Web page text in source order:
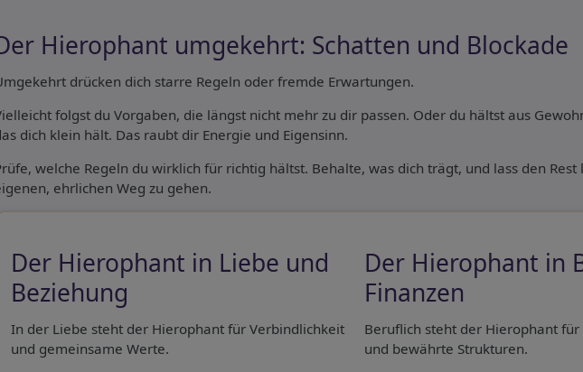
Hierophant umgekehrt: Schatten und Blockade
drücken dich starre Regeln oder fremde Erwartungen.
folgst du Vorgaben, die längst nicht mehr zu dir passen. Oder du hältst aus
dich klein hält. Das raubt dir Energie und Eigensinn.
welche Regeln du wirklich für richtig hältst. Behalte, was dich trägt, und lass den Rest
ehrlichen Weg zu gehen.
Der Hierophant in Liebe und
Beziehung
In der Liebe steht der Hierophant für Verbindlichkeit
und gemeinsame Werte.
Der Hierophant in
Finanzen
Beruflich steht der Hierophant für
und bewährte Strukturen.